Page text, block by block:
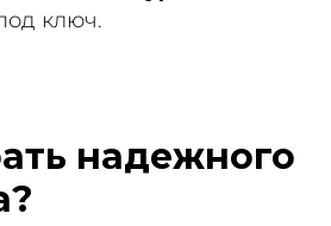
ключ.
надежного